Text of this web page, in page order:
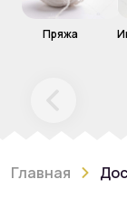
Пряжа
Главная